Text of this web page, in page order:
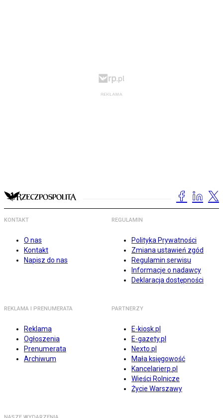
KONTAKT
O nas
Kontakt
Napisz do nas
REGULAMIN
Polityka Prywatności
Zmiana ustawień zgód
Regulamin serwisu
Informacje o nadawcy
Deklaracja dostępności
REKLAMA I PRENUMERATA
Reklama
Ogłoszenia
Prenumerata
Archiwum
PARTNERZY
E-kiosk.pl
E-gazety.pl
Nexto.pl
Mała księgowość
Kancelarierp.pl
Wieści Rolnicze
Życie Warszawy